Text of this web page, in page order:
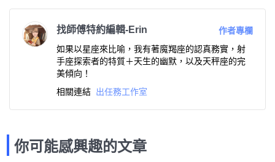
找師傅特約編輯-Erin
作者專欄
如果以星座來比喻，我有著魔羯座的認真務實，射
手座探索者的特質＋天生的幽默，以及天秤座的完
美傾向！
相關連結 出任務工作室
你可能感興趣的文章